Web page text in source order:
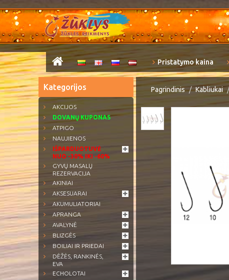
Pristatymo kaina
Kategorijos
AKCIJOS
DOVANŲ KUPONAS
ATPIGO
NAUJIENOS
IŠPARDUOTUVĖ
NUO -30% IKI -60%
GYVŲ MASALŲ
REZERVACIJA
AKINIAI
AKSESUARAI
AKUMULIATORIAI
APRANGA
AVALYNĖ
BLIZGĖS
BOILIAI IR PRIEDAI
DĖŽĖS, RANKINĖS,
EVA
ECHOLOTAI
Pagrindinis Kabliukai